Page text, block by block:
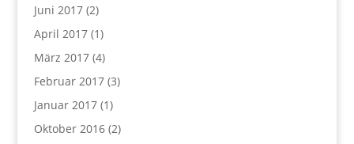
Juni 2017(2)
April 2017(1)
März 2017(4)
Februar 2017(3)
Januar 2017(1)
Oktober 2016(2)